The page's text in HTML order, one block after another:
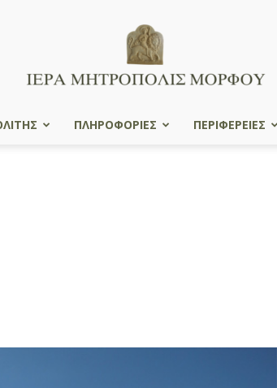
ΠΛΗΡΟΦΟΡΙΕΣ ΠΕΡΙΦΕΡΕΙΕΣ